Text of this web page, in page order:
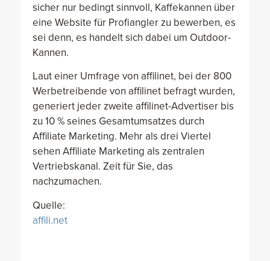
sicher nur bedingt sinnvoll, Kaffekannen über
eine Website für Profiangler zu bewerben, es
sei denn, es handelt sich dabei um Outdoor-
Kannen.
Laut einer Umfrage von affilinet, bei der 800
Werbetreibende von affilinet befragt wurden,
generiert jeder zweite affilinet-Advertiser bis
zu 10 % seines Gesamtumsatzes durch
Affiliate Marketing. Mehr als drei Viertel
sehen Affiliate Marketing als zentralen
Vertriebskanal. Zeit für Sie, das
nachzumachen.
Quelle:
affili.net